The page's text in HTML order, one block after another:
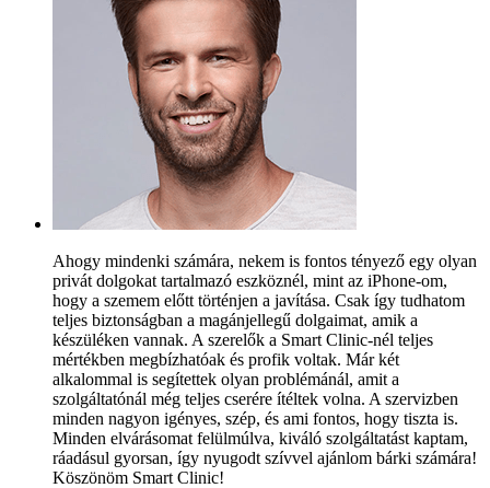
Ahogy mindenki számára, nekem is fontos tényező egy olyan
privát dolgokat tartalmazó eszköznél, mint az iPhone-om,
hogy a szemem előtt történjen a javítása. Csak így tudhatom
teljes biztonságban a magánjellegű dolgaimat, amik a
készüléken vannak. A szerelők a Smart Clinic-nél teljes
mértékben megbízhatóak és profik voltak. Már két
alkalommal is segítettek olyan problémánál, amit a
szolgáltatónál még teljes cserére ítéltek volna. A szervizben
minden nagyon igényes, szép, és ami fontos, hogy tiszta is.
Minden elvárásomat felülmúlva, kiváló szolgáltatást kaptam,
ráadásul gyorsan, így nyugodt szívvel ajánlom bárki számára!
Köszönöm Smart Clinic!